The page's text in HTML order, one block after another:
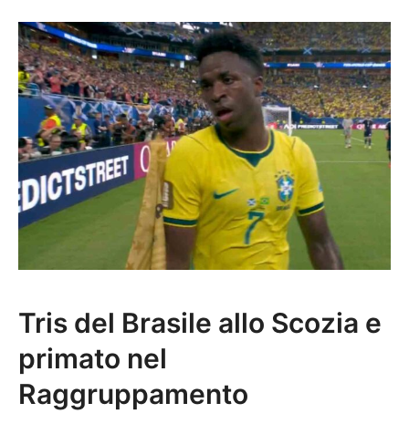
Tris del Brasile allo Scozia e
primato nel
Raggruppamento